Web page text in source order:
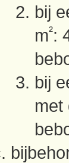
bij
m²:
bij
met